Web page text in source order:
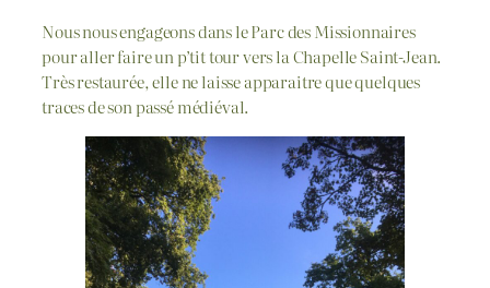
Nous nous engageons dans le Parc des Missionnaires
pour aller faire un p’tit tour vers la Chapelle Saint-Jean.
Très restaurée, elle ne laisse apparaitre que quelques
traces de son passé médiéval.